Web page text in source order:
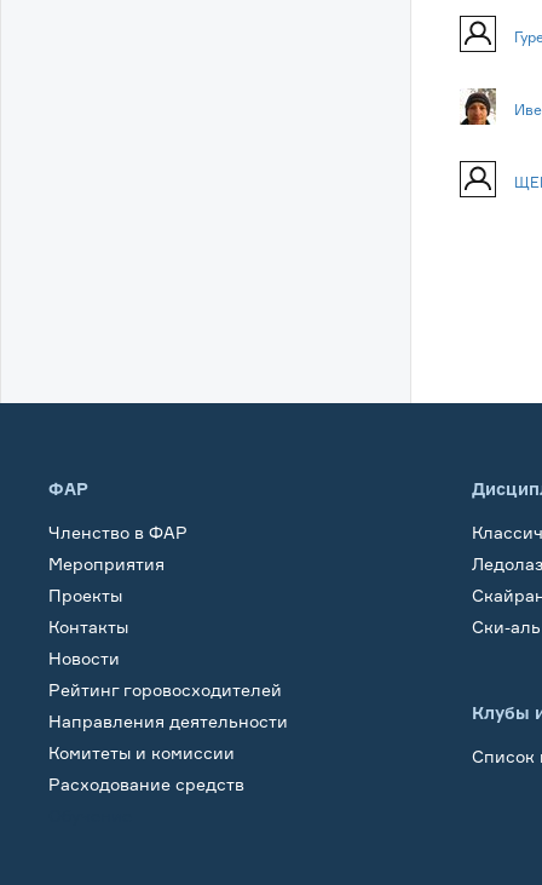
ФАР
Членство в ФАР
Мероприятия
Проекты
Контакты
Новости
Рейтинг горовосходителей
Направления деятельности
Комитеты и комиссии
Расходование средств
Ски-
Клубы
Список